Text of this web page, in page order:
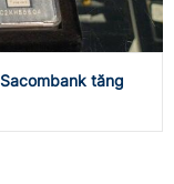
tăng